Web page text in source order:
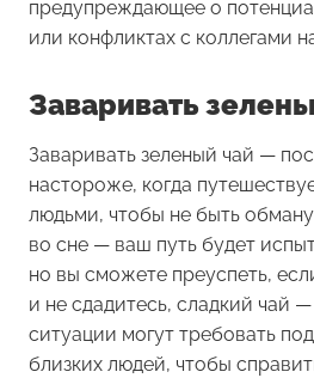
предупреждающее о
или конфликтах с коллегами
Заваривать
Заваривать зеленый чай —
настороже, когда
людьми, чтобы не быть
во сне — ваш путь будет
но вы сможете преуспеть,
и не сдадитесь, сладкий чай
ситуации могут требовать
близких людей, чтобы